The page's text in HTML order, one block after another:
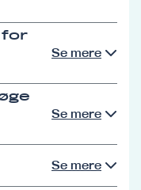
for
Se mere
Se mere
Se mere